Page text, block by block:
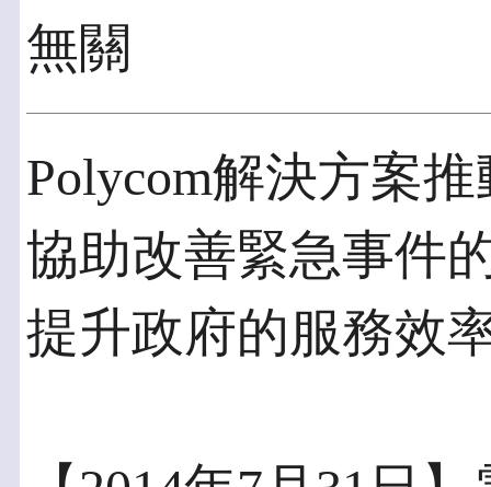
無關
Polycom解決方案
協助改善緊急事件
提升政府的服務效